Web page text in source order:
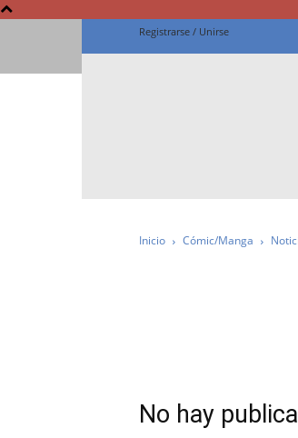
Registrarse / Unirse
Inicio Cómic/Manga
No hay